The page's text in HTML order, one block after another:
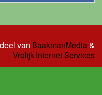
van BaakmanMedia&
Vrolijk Internet Services